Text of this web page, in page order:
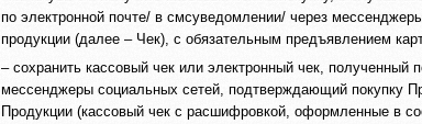
по электронной почте/ в смсуведомлении/ через
продукции (далее – Чек), с обязательным предъявлением
– сохранить кассовый чек или электронный чек, полученный
мессенджеры социальных сетей, подтверждающий покупку
Продукции (кассовый чек с расшифровкой, оформленные в